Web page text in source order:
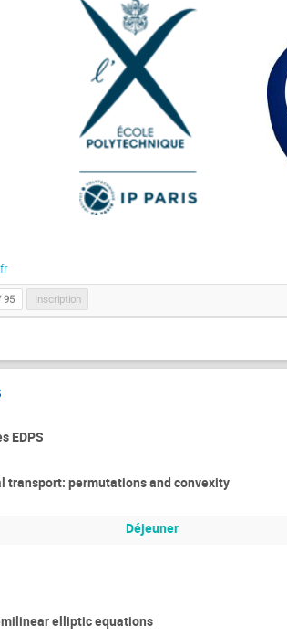
95 Inscription
EDPS
transport: permutations and convexity
Déjeuner
elliptic equations